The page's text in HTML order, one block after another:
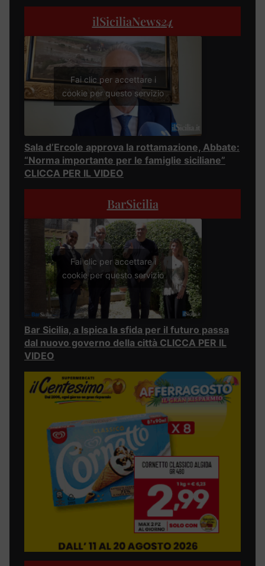
ilSiciliaNews24
Fai clic per accettare i
cookie per questo servizio
Sala d’Ercole approva la rottamazione, Abbate:
“Norma importante per le famiglie siciliane”
CLICCA PER IL VIDEO
BarSicilia
Fai clic per accettare i
cookie per questo servizio
Bar Sicilia, a Ispica la sfida per il futuro passa
dal nuovo governo della città CLICCA PER IL
VIDEO